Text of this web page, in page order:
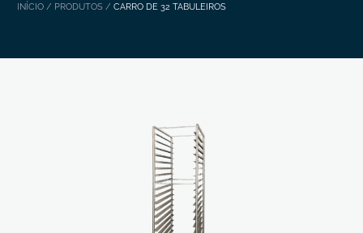
INÍCIO / PRODUTOS / CARRO DE 32 TABULEIROS